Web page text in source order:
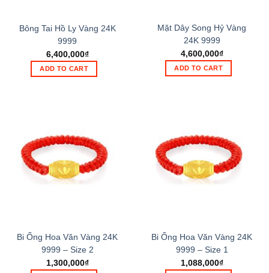
Bông Tai Hồ Ly Vàng 24K
9999
6,400,000₫
ADD TO CART
Mặt Dây Song Hỷ Vàng
24K 9999
4,600,000₫
ADD TO CART
Bi Ống Hoa Văn Vàng 24K
9999 – Size 2
1,300,000₫
Bi Ống Hoa Văn Vàng 24K
9999 – Size 1
1,088,000₫